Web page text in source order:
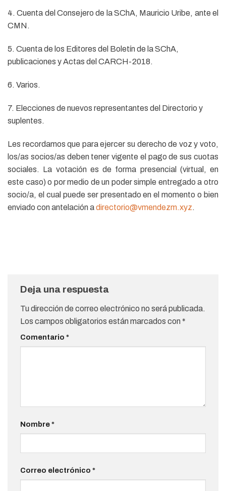
4. Cuenta del Consejero de la SChA, Mauricio Uribe, ante el
CMN.
5. Cuenta de los Editores del Boletín de la SChA,
publicaciones y Actas del CARCH-2018.
6. Varios.
7. Elecciones de nuevos representantes del Directorio y
suplentes.
Les recordamos que para ejercer su derecho de voz y voto,
los/as socios/as deben tener vigente el pago de sus cuotas
sociales. La votación es de forma presencial (virtual, en
este caso) o por medio de un poder simple entregado a otro
socio/a, el cual puede ser presentado en el momento o bien
enviado con antelación adirectorio@vmendezm.xyz.
Deja una respuesta
Tu dirección de correo electrónico no será publicada.
Los campos obligatorios están marcados con *
Comentario *
Nombre*
Correo electrónico *